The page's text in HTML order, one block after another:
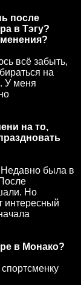
после
в Тэгу?
всё забыть,
на
У меня
на то,
была в
Но
интересный
в Монако?